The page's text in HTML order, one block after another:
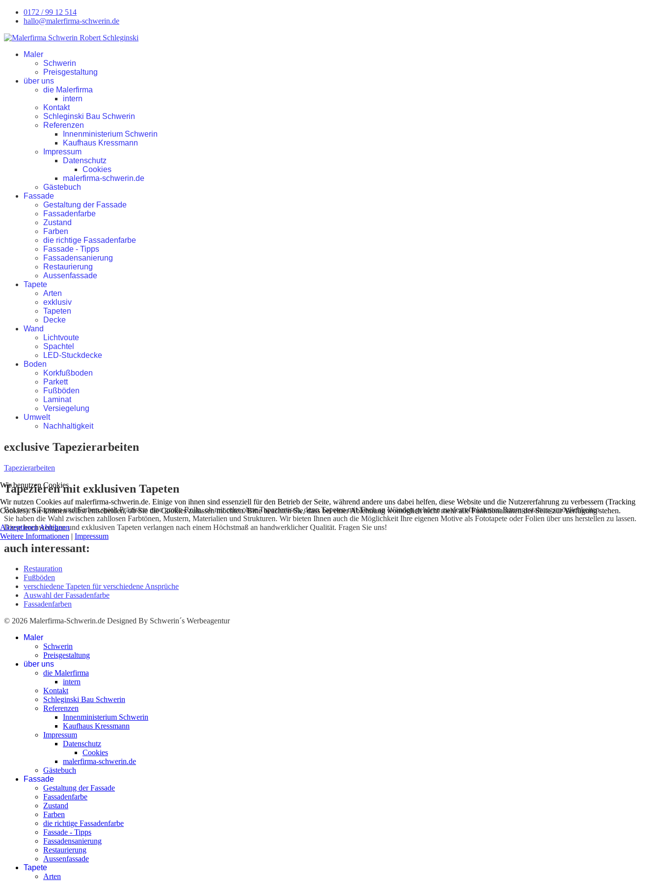
0172 / 99 12 514
hallo@malerfirma-schwerin.de
Maler
Schwerin
Preisgestaltung
über uns
die Malerfirma
intern
Kontakt
Schleginski Bau Schwerin
Referenzen
Innenministerium Schwerin
Kaufhaus Kressmann
Impressum
Datenschutz
Cookies
malerfirma-schwerin.de
Gästebuch
Fassade
Gestaltung der Fassade
Fassadenfarbe
Zustand
Farben
die richtige Fassadenfarbe
Fassade - Tipps
Fassadensanierung
Restaurierung
Aussenfassade
Tapete
Arten
exklusiv
Tapeten
Decke
Wand
Lichtvoute
Spachtel
LED-Stuckdecke
Boden
Korkfußboden
Parkett
Fußböden
Laminat
Versiegelung
Umwelt
Nachhaltigkeit
exclusive Tapezierarbeiten
Tapezierarbeiten
Tapezieren mit exklusiven Tapeten
Bei neuen Tapeten und Farben spielt Präzision eine große Rolle, ob mit oder ohne Tapeziertisch, denn Tapeten mit Tisch an Wänden gehören zu den effektivsten Raumgestaltungsmöglichkeiten
Sie haben die Wahl zwischen zahllosen Farbtönen, Mustern, Materialien und Strukturen. Wir bieten Ihnen auch die Möglichkeit Ihre eigenen Motive als Fototapete oder Folien über uns herstellen zu lassen.
Diese hochwertigen und exklusiven Tapeten verlangen nach einem Höchstmaß an handwerklicher Qualität. Fragen Sie uns!
auch interessant:
Restauration
Fußböden
verschiedene Tapeten für verschiedene Ansprüche
Auswahl der Fassadenfarbe
Fassadenfarben
© 2026 Malerfirma-Schwerin.de Designed By Schwerin´s Werbeagentur
Maler
Schwerin
Preisgestaltung
über uns
die Malerfirma
intern
Kontakt
Schleginski Bau Schwerin
Referenzen
Innenministerium Schwerin
Kaufhaus Kressmann
Impressum
Datenschutz
Cookies
malerfirma-schwerin.de
Gästebuch
Fassade
Gestaltung der Fassade
Fassadenfarbe
Zustand
Farben
die richtige Fassadenfarbe
Fassade - Tipps
Fassadensanierung
Restaurierung
Aussenfassade
Tapete
Arten
Wir benutzen Cookies
Wir nutzen Cookies auf malerfirma-schwerin.de. Einige von ihnen sind essenziell für den Betrieb der Seite, während andere uns dabei helfen, diese Website und die Nutzererfahrung zu verbessern (Tracking
Cookies). Sie können selbst entscheiden, ob Sie die Cookies zulassen möchten. Bitte beachten Sie, dass bei einer Ablehnung womöglich nicht mehr alle Funktionalitäten der Seite zur Verfügung stehen.
AkzeptierenAblehnen
Weitere Informationen | Impressum